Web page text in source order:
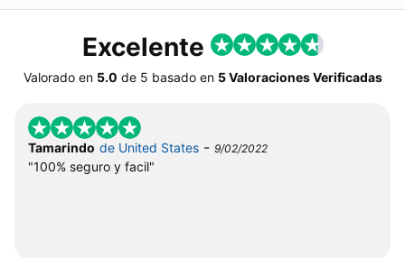
Excelente
Valorado en 5.0 de 5 basado en 5 Valoraciones Verificadas
Tamarindo de United States - 9/02/2022
"100% seguro y facil"